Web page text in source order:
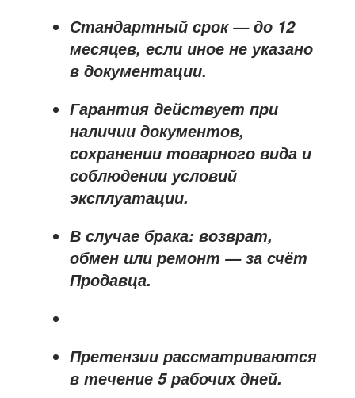
Стандартный срок — до 12
месяцев, если иное не указано
в документации.
Гарантия действует при
наличии документов,
сохранении товарного вида и
соблюдении условий
эксплуатации.
В случае брака: возврат,
обмен или ремонт —за счёт
Продавца.
Претензии рассматриваются
в течение 5 рабочих дней.